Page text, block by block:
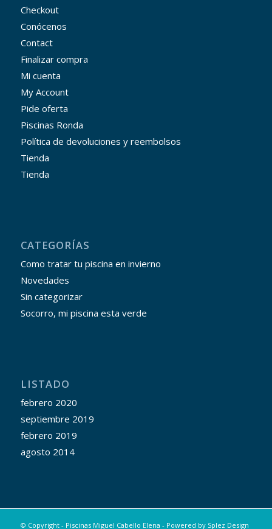
Checkout
Conócenos
Contact
Finalizar compra
Mi cuenta
My Account
Pide oferta
Piscinas Ronda
Política de devoluciones y reembolsos
Tienda
Tienda
CATEGORÍAS
Como tratar tu piscina en invierno
Novedades
Sin categorizar
Socorro, mi piscina esta verde
LISTADO
febrero 2020
septiembre 2019
febrero 2019
agosto 2014
© Copyright - Piscinas Miguel Cabello Elena - Powered by Splez Design